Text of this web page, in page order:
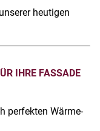
heutigen
IHRE FASSADE
perfekten Wärme-